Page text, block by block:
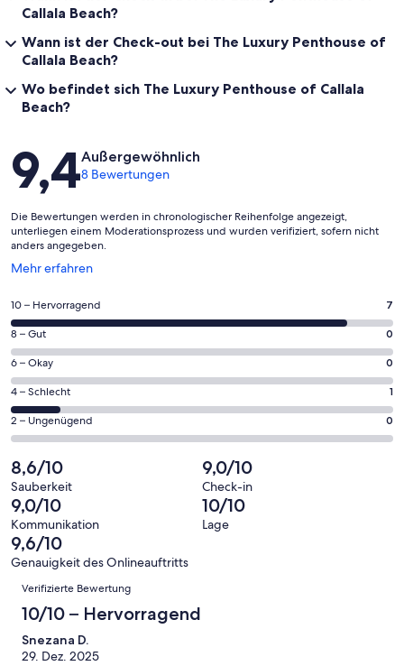
Callala Beach?
Wann ist der Check-out bei The Luxury Penthouse of
Callala Beach?
Wo befindet sich The Luxury Penthouse of Callala
Beach?
Bewertungen
9,4Außergewöhnlich
8 Bewertungen
Die Bewertungen werden in chronologischer Reihenfolge angezeigt,
unterliegen einem Moderationsprozess und wurden verifiziert, sofern nicht
anders angegeben.
Mehr erfahren
Wird
einem
neuen
Fenster
geöffnet
7
von
insgesamt
8
Gästebewertungen
haben
eine
Bewertung
von
10
-
Hervorragend
10 – Hervorragend 7
0
von
insgesamt
8
Gästebewertungen
haben
Bewertung
von
8
-
Gut
8 – Gut 0
0
von
insgesamt
8
Gästebewertungen
haben
eine
Bewertung
von
6
-
Okay
6 – Okay 0
1
von
insgesamt
Gästebewertungen
haben
eine
Bewertung
von
4
Schlecht
4 – Schlecht 1
0
von
insgesamt
8
Gästebewertungen
haben
eine
Bewertung
Ungenügend
2 – Ungenügend 0
8,6/10
Sauberkeit
9,0/10
Check-in
9,0/10
Kommunikation
10/10
Lage
9,6/10
Genauigkeit des Onlineauftritts
Bewertungen
Verifizierte Bewertung
10/10 – Hervorragend
Snezana D.
29. Dez. 2025